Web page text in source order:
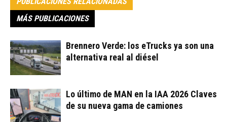
MÁS PUBLICACIONES
Brennero Verde: los eTrucks ya son una
alternativa real al diésel
Lo último de MAN en la IAA 2026 Claves
de su nueva gama de camiones